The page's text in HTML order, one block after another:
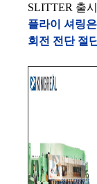
SLITTER 출시
플라이 셔링
회전 전단 절